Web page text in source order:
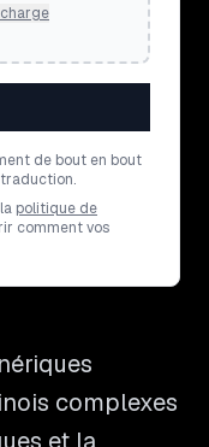
de bout en bout
politique de
comment vos
complexes